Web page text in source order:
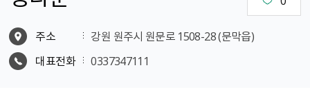
주소
강원 원주시 원문로 1508-28 (문막읍)
대표전화
0337347111